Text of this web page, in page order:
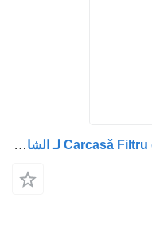
مبيت مرشح الوقود Carcasă Filtru de Combustibil لـ الشاحنات Scania 1863220, 1863221, 2060083, 2052847, 2238138, 2273715, 2545570, 2779154, 2441723, 2545614, 2779174, 2924284